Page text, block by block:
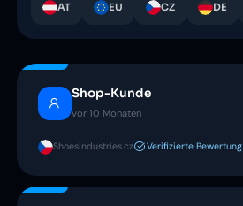
AT EU CZ DE
Shop-Kunde
vor 10 Monaten
Shoesindustries.cz Verifizierte Bewertung